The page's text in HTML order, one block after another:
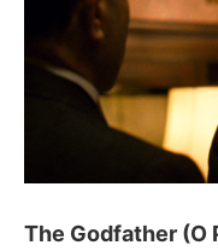
The Godfather (O